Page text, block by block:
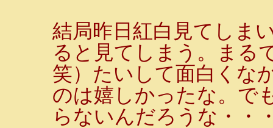
結局昨日紅白見てしま
ると見てしまう。まる
笑）たいして面白くな
のは嬉しかったな。で
らないんだろうな・・